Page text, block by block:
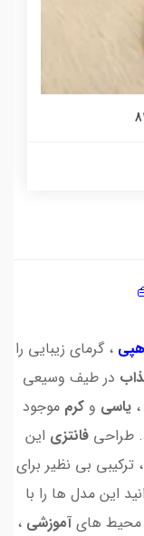
، گرمای زیبایی را
در طیف وسیعی
، یاسی و کرم موجود
. طراحی فانتزی این
، ترکیبی بی نظیر برای
این مدل ها را با
محیط های آموزشی ،